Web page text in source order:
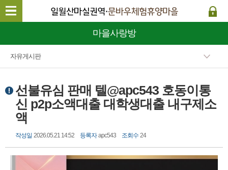
마을사랑방
자유게시판
선불유심 판매 텔@apc543 호동이통
신 p2p소액대출 대학생대출 내구제소
액
작성일 2026.05.21 14:52 등록자 apc543 조회수 24